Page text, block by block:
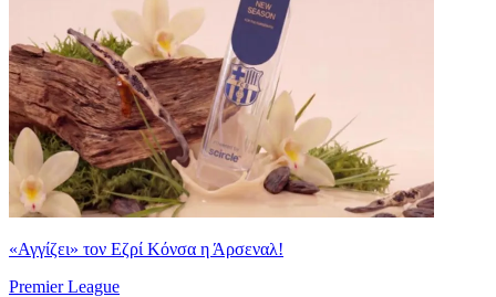
«Αγγίζει» τον Εζρί Κόνσα η Άρσεναλ!
Premier League